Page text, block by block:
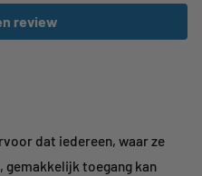
review
dat iedereen, waar ze
gemakkelijk toegang kan